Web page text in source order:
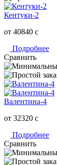
Кентуки-2
от 40840 c
Подробнее
Сравнить
Валентина-4
от 32320 c
Подробнее
Сравнить